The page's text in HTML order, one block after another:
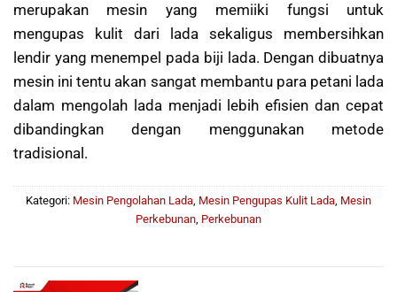
merupakan mesin yang memiiki fungsi untuk
mengupas kulit dari lada sekaligus membersihkan
lendir yang menempel pada biji lada. Dengan dibuatnya
mesin ini tentu akan sangat membantu para petani lada
dalam mengolah lada menjadi lebih efisien dan cepat
dibandingkan dengan menggunakan metode
tradisional.
Kategori: Mesin Pengolahan Lada Mesin Pengupas Kulit Lada Mesin
Perkebunan Perkebunan